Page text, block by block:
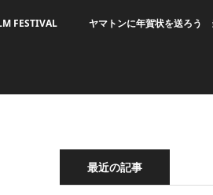
FESTIVAL ヤマトンに年賀状を送ろう
最近の記事